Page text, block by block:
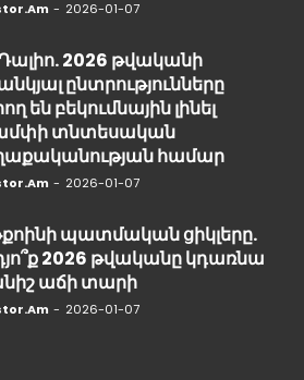
- 2026-01-07
Դալիո. 2026 թվականի
ընտրությունները
են բեկումնային լինել
տնտեսական
համար
- 2026-01-07
պատմական ցիկլերը.
2026 թվականը կդառնա
աճի տարի
- 2026-01-07